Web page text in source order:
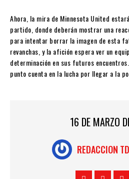
Ahora, la mira de Minnesota United
partido, donde deberán mostrar una
para intentar borrar la imagen de esta
revanchas, y la afición espera ver un
determinación en sus futuros
punto cuenta en la lucha por llegar a la
16 DE MARZO
REDACCION